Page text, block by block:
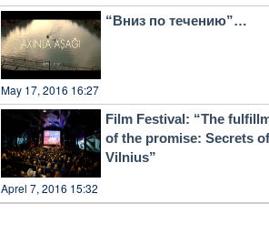
“Вниз по течению”…
May 17, 2016 16:27
Film Festival: “The
of the promise: Secrets of
Vilnius”
Aprel 7, 2016 15:32